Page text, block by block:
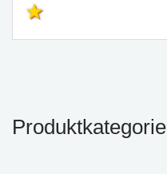
Produktkategorie